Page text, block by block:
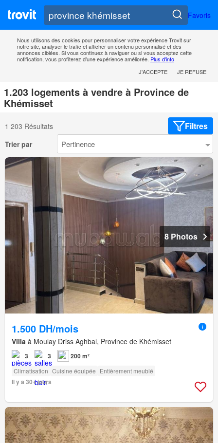
Favoris
Nous utilisons des cookies pour personnaliser votre expérience Trovit sur
notre site, analyser le trafic et afficher un contenu personnalisé et des
annonces ciblées. Si vous continuez à naviguer ou si vous acceptez cette
notification, vous profiterez d’une expérience améliorée. Plus d'info
J'ACCEPTE
JE REFUSE
1.203 logements à vendre à Province de
Khémisset
1 203 Résultats Filtres
Trier par
8 Photos
1.500 DH/mois
Villa à Moulay Driss Aghbal, Province de Khémisset
3 3 200 m²
Climatisation Cuisine équipée Entièrement meublé
Il y a 30+ jours